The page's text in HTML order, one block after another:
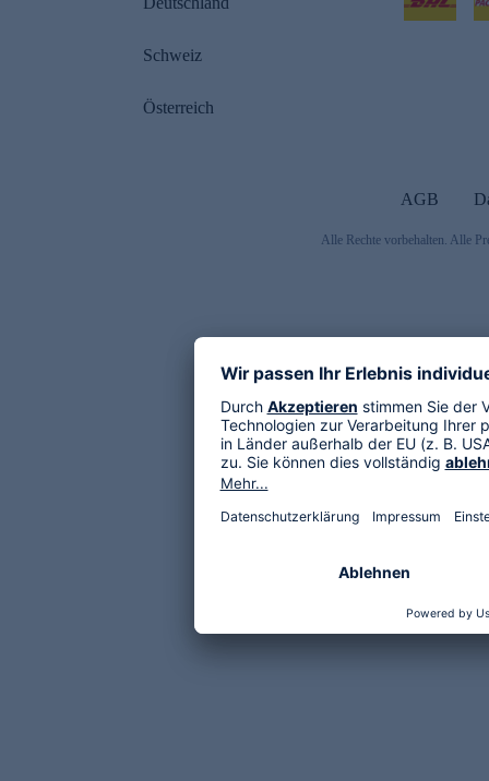
Schweiz
Österreich
AGB
Alle Rechte vorbehalten. Alle